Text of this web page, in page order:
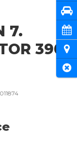
7.
390
011874